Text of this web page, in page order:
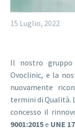
15 Luglio, 2022
Il nostro gruppo
Ovoclinic, e la
nuovamente
termini di Qualità.
concesso il
9001:2015e UNE